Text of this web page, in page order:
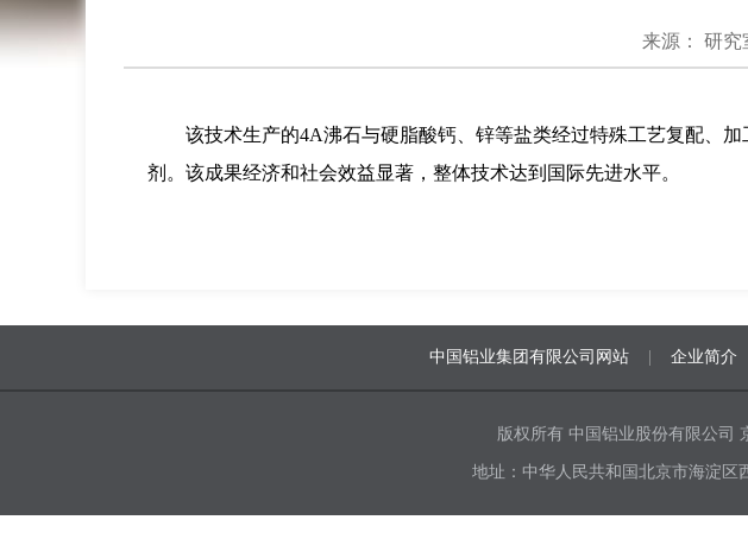
来源： 研究
该技术生产的4A沸石与硬脂酸钙、锌等盐类经过特殊工艺复配、
剂。该成果经济和社会效益显著，整体技术达到国际先进水平。
中国铝业集团有限公司网站 企业简介
版权所有 中国铝业股份有限公司
地址：中华人民共和国北京市海淀区